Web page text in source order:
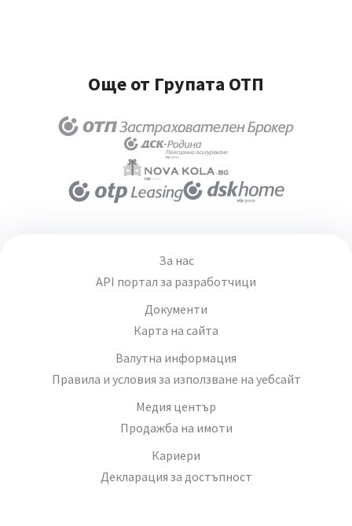
Още от Групата ОТП
За нас
API портал за разработчици
Документи
Карта на сайта
Валутна информация
Правила и условия за използване на уебсайт
Медия център
Продажба на имоти
Кариери
Декларация за достъпност